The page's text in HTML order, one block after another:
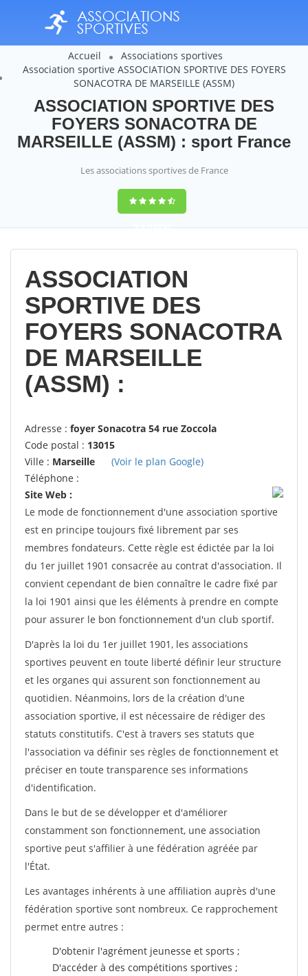
Accueil
Associations sportives
Association sportive ASSOCIATION SPORTIVE DES FOYERS
SONACOTRA DE MARSEILLE (ASSM)
ASSOCIATION SPORTIVE DES
FOYERS SONACOTRA DE
MARSEILLE (ASSM) : sport France
Les associations sportives de France
9,4(100%)
14358votes
ASSOCIATION
SPORTIVE DES
FOYERS SONACOTRA
DE MARSEILLE
(ASSM) :
Adresse : foyer Sonacotra 54 rue Zoccola
Code postal : 13015
Ville : Marseille
(Voir le plan Google)
Téléphone :
Site Web :
Le mode de fonctionnement d'une association sportive
est en principe toujours fixé librement par ses
membres fondateurs. Cette règle est édictée par la loi
du 1er juillet 1901 consacrée au contrat d'association. Il
convient cependant de bien connaître le cadre fixé par
la loi 1901 ainsi que les éléments à prendre en compte
pour assurer le bon fonctionnement d'un club sportif.
D'après la loi du 1er juillet 1901, les associations
sportives peuvent en toute liberté définir leur structure
et les organes qui assurent son fonctionnement au
quotidien. Néanmoins, lors de la création d'une
association sportive, il est nécessaire de rédiger des
statuts constitutifs. C'est à travers ses statuts que
l'association va définir ses règles de fonctionnement et
préciser en toute transparence ses informations
d'identification.
Dans le but de se développer et d'améliorer
constamment son fonctionnement, une association
sportive peut s'affilier à une fédération agréée par
l'État.
Les avantages inhérents à une affiliation auprès d'une
fédération sportive sont nombreux. Ce rapprochement
permet entre autres :
D'obtenir l'agrément jeunesse et sports ;
D'accéder à des compétitions sportives ;